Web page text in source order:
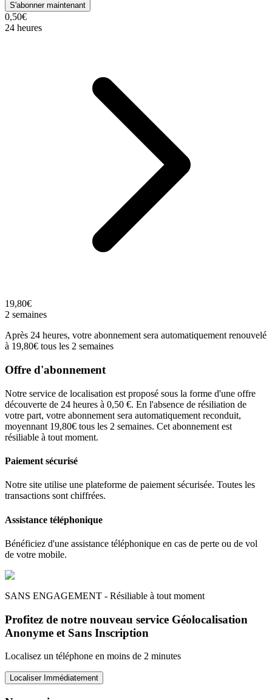
S'abonner maintenant
0,50€
24 heures
19,80€
2 semaines
Après 24 heures, votre abonnement sera automatiquement renouvelé
à 19,80€ tous les 2 semaines
Offre d'abonnement
Notre service de localisation est proposé sous la forme d'une offre
découverte de 24 heures à 0,50 €. En l'absence de résiliation de
votre part, votre abonnement sera automatiquement reconduit,
moyennant 19,80€ tous les 2 semaines. Cet abonnement est
résiliable à tout moment.
Paiement sécurisé
Notre site utilise une plateforme de paiement sécurisée. Toutes les
transactions sont chiffrées.
Assistance téléphonique
Bénéficiez d'une assistance téléphonique en cas de perte ou de vol
de votre mobile.
SANS ENGAGEMENT - Résiliable à tout moment
Profitez de notre nouveau service Géolocalisation
Anonyme et Sans Inscription
Localisez un téléphone en moins de 2 minutes
Localiser Immédiatement